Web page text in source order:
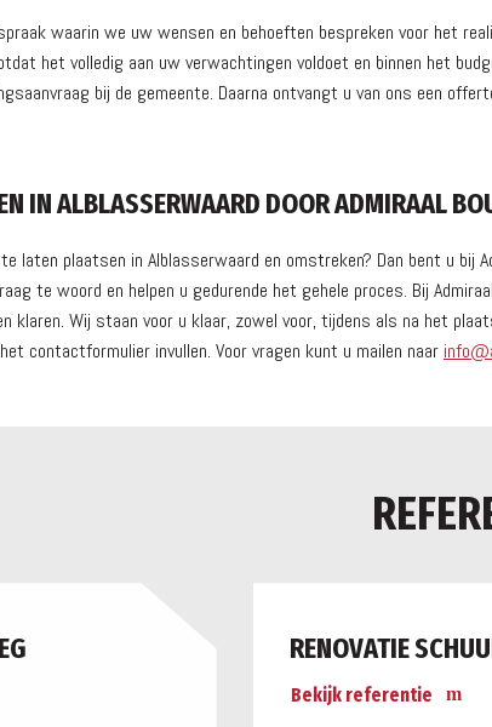
waarin we uw wensen en behoeften bespreken voor het
het volledig aan uw verwachtingen voldoet en binnen het
bij de gemeente. Daarna ontvangt u van ons een
IN ALBLASSERWAARD DOOR ADMIRAAL
laten plaatsen in Alblasserwaard en omstreken? Dan bent u
te woord en helpen u gedurende het gehele proces. Bij
klaren. Wij staan voor u klaar, zowel voor, tijdens als na het
contactformulier invullen. Voor vragen kunt u mailen naar
RENOVATIE
Bekijk referentie